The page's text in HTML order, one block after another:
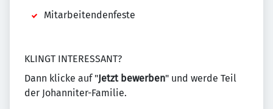
Mitarbeitendenfeste
KLINGT INTERESSANT?
Dann klicke auf "Jetzt bewerben" und werde Teil
der Johanniter-Familie.